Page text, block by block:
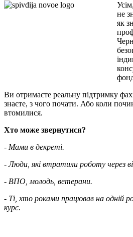
не
як
Ви отримаєте реальну підтримку
знаєте, з чого почати. Або коли
втомилися.
Хто може звернутися?
- Мами в декреті.
- Люди, які втратили роботу через
- ВПО, молодь, ветерани.
- Ті, хто роками працював на одній
курс.